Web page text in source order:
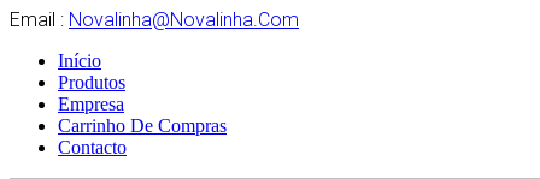
Email : Novalinha@novalinha.com
Início
Produtos
Empresa
Carrinho De Compras
Contacto